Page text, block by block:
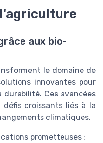
aux bio-
le domaine de
innovantes pour
Ces avancées
croissants liés à la
climatiques.
prometteuses :